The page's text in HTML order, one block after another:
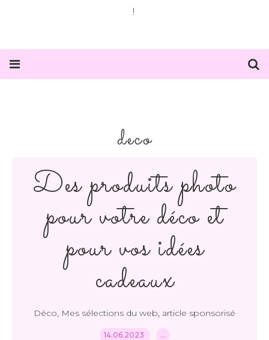
!
deco
Des produits photo
pour votre déco et
pour vos idées
cadeaux
Déco, Mes sélections du web, article sponsorisé
14.06.2023 …